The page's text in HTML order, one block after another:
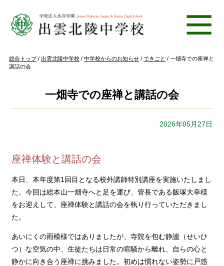
現
在
総合トップ/ 出雲北陵中学校 / 中学校からのお知らせ / できごと / 一畑寺での座禅と
講話の会
一畑寺での座禅と講話の会
2026年05月27日
座禅体験と講話の会
本日、本年度第1回目となる校外講師特別講座を実施いたしまし
た。今回は総本山一畑寺へと足を運び、管長である飯塚大幸様
をお迎えして、座禅体験と講話の会を執り行っていただきまし
た。
あいにくの雨模様ではありましたが、寺院を包む静謐（せいひ
つ）な空気の中、生徒たちは日常の喧騒から離れ、自らの心と
静かに向き合う座禅に挑みました。初めは慣れない姿勢に戸惑